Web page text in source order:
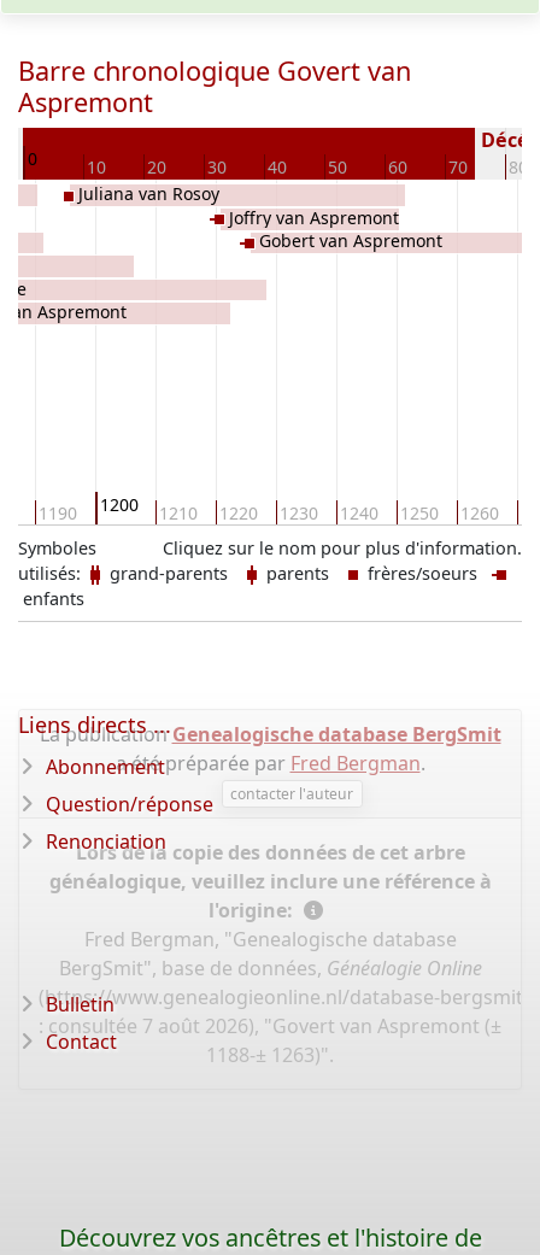
Barre chronologique Govert van
Aspremont
0 10 20 30 40 50 60 70 80
1190 1200 1210 1220 1230 1240 1250 1260
Aspremont
Juliana van Rosoy
Joffry van Aspremont
Gobert van Aspremont
Cliquez sur le nom pour plus d'information.
Symboles
utilisés:
grand-parents parents
frères/soeurs
enfants
La publicationGenealogische database BergSmit
a été préparée par Fred Bergman.
contacter l'auteur
Lors de la copie des données de cet arbre
généalogique, veuillez inclure une référence à
l'origine:
Fred Bergman, "Genealogische database
BergSmit", base de données, Généalogie Online
(https://www.genealogieonline.nl/database-bergsmit/
: consultée 7 août 2026), "Govert van Aspremont (±
1188-± 1263)".
Liens directs ...
Abonnement
Question/réponse
Renonciation
Bulletin
Contact
Découvrez vos ancêtres et l'histoire de